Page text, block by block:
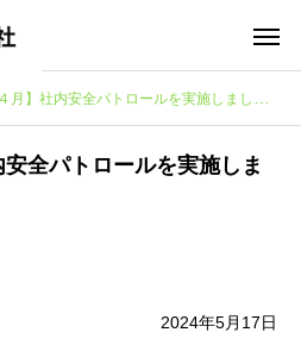
月】社内安全パトロールを実施しました
安全パトロールを実施しま
2024年5月17日